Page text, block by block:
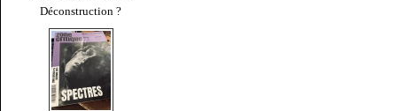
Déconstruction ?